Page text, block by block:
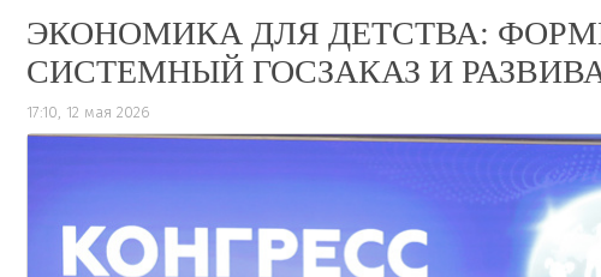
ЭКОНОМИКА ДЛЯ ДЕТСТВА:
СИСТЕМНЫЙ ГОСЗАКАЗ И
17:10, 12 мая 2026